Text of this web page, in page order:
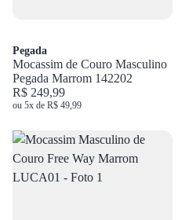
Pegada
Mocassim de Couro Masculino
Pegada Marrom 142202
R$ 249,99
ou 5x de R$ 49,99